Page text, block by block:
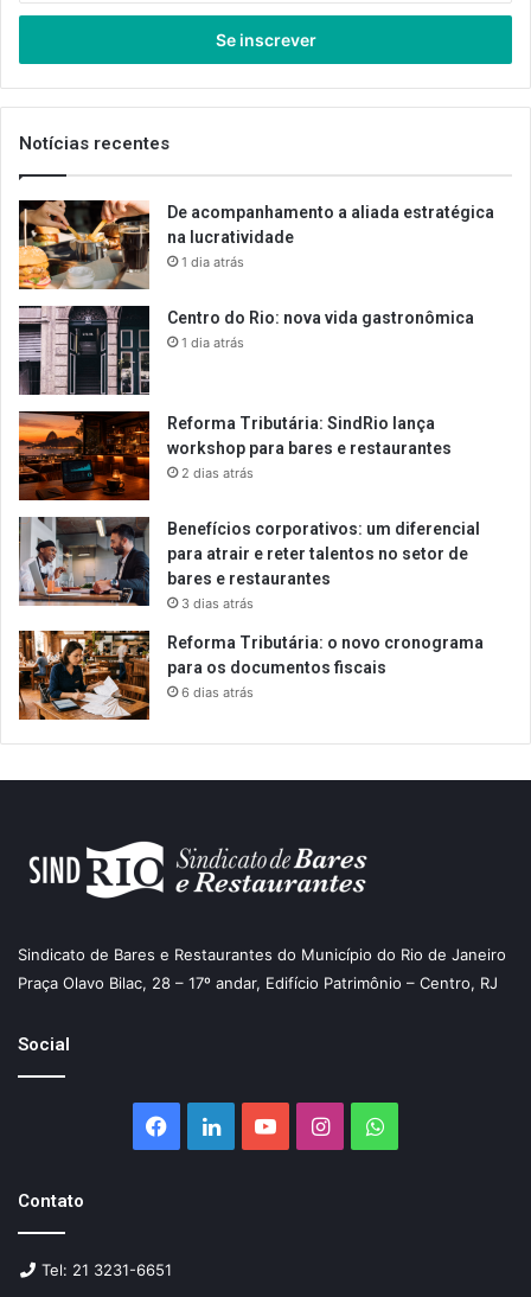
seu
de
email
Notícias recentes
De acompanhamento a aliada estratégica
na lucratividade
1 dia atrás
Centro do Rio: nova vida gastronômica
1 dia atrás
Reforma Tributária: SindRio lança
workshop para bares e restaurantes
2 dias atrás
Benefícios corporativos: um diferencial
para atrair e reter talentos no setor de
bares e restaurantes
3 dias atrás
Reforma Tributária: o novo cronograma
para os documentos fiscais
6 dias atrás
Sindicato de Bares e Restaurantes do Município do Rio de Janeiro
Praça Olavo Bilac, 28 – 17º andar, Edifício Patrimônio – Centro, RJ
Social
Facebook
LinkedinYouTubeInstagramWhatsApp
Contato
Tel: 21 3231-6651